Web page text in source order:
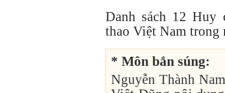
Danh sách 12 Huy
thao Việt Nam trong
* Môn bắn súng:
Nguyễn Thành